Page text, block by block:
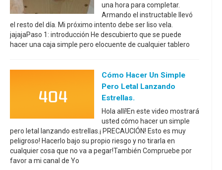
una hora para completar.
Armando el instructable llevó
el resto del día. Mi próximo intento debe ser liso vela.
jajajaPaso 1: introducción He descubierto que se puede
hacer una caja simple pero elocuente de cualquier tablero
Cómo Hacer Un Simple
Pero Letal Lanzando
Estrellas.
Hola allí!En este video mostrará
usted cómo hacer un simple
pero letal lanzando estrellas.¡ PRECAUCIÓN! Esto es muy
peligroso! Hacerlo bajo su propio riesgo y no tirarla en
cualquier cosa que no va a pegar!También Compruebe por
favor a mi canal de Yo